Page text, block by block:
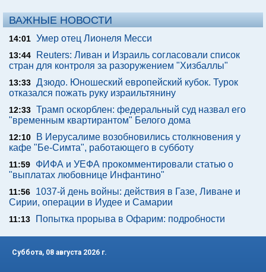
ВАЖНЫЕ НОВОСТИ
14:01 Умер отец Лионеля Месси
13:44
Reuters: Ливан и Израиль согласовали список
стран для контроля за разоружением "Хизбаллы"
13:33 Дзюдо. Юношеский европейский кубок. Турок
отказался пожать руку израильтянину
12:33 Трамп оскорблен: федеральный суд назвал его
"временным квартирантом" Белого дома
12:10
В Иерусалиме возобновились столкновения у
кафе "Бе-Симта", работающего в субботу
11:59
ФИФА и УЕФА прокомментировали статью о
"выплатах любовнице Инфантино"
11:56
1037-й день войны: действия в Газе, Ливане и
Сирии, операции в Иудее и Самарии
11:13 Попытка прорыва в Офарим: подробности
Суббота, 08 августа 2026 г.